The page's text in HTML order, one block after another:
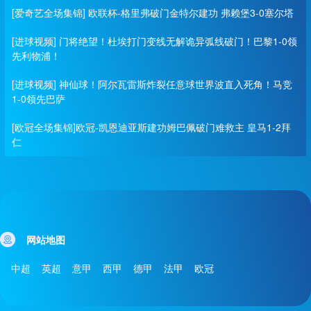
[爱奇艺全场集锦] 欧联杯-格里弗破门金特尔建功 弗赖堡3-0塞尔塔
[进球视频] 门将绝望！杜埃打门变线无解诡异弧线破门！巴黎1-0领
先利物浦！
[进球视频] 神仙球！阿尔瓦雷斯炸裂任意球世界波直入死角！马竞
1-0领先巴萨
[欧冠全场集锦]欧冠-凯恩迪亚斯建功姆巴佩破门难救主 皇马1-2拜
仁
网站地图
中超 英超 意甲 西甲 德甲 法甲 欧冠